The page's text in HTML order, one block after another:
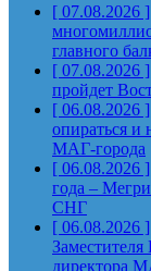
[ 07.08.2026 ]
главного
[ 07.08.2026 ]
пройдет
[ 06.08.2026 ]
опираться и
МАГ-города
[ 06.08.2026 ]
года –
СНГ
[ 06.08.2026 ]
директора